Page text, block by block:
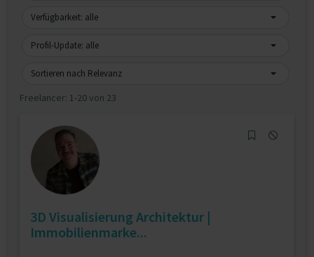
Verfügbarkeit: alle
Profil-Update: alle
Sortieren nach Relevanz
Freelancer: 1-20 von 23
3D Visualisierung Architektur |
Immobilienmarke...